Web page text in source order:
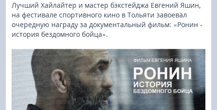
Лучший Хайлайтер и мастер бэкстейджа Евгений Яшин,
на фестивале спортивного кино в Тольяти завоевал
очередную награду за документальный фильм: «Ронин -
история бездомного бойца».
UFC и MMA
Муай тай